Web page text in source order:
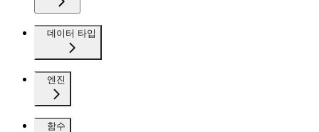
데이터 타입
엔진
함수